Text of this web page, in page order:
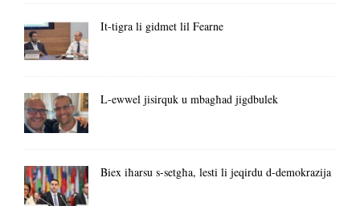
It-tigra li gidmet lil Fearne
L-ewwel jisirquk u mbagħad jigdbulek
Biex iħarsu s-setgħa, lesti li jeqirdu d-demokrazija